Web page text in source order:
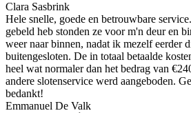
Clara Sasbrink
Hele snelle, goede en betrouwbare
gebeld heb stonden ze voor m'n deur en
weer naar binnen, nadat ik mezelf eerder
buitengesloten. De in totaal betaalde
heel wat normaler dan het bedrag van
andere slotenservice werd aangeboden.
bedankt!
Emmanuel De Valk